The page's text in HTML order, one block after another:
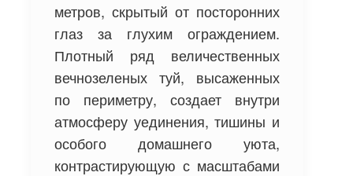
метров, скрытый от посторонних
глаз за глухим ограждением.
Плотный ряд величественных
вечнозеленых туй, высаженных
по периметру, создает внутри
атмосферу уединения, тишины и
особого домашнего уюта,
контрастирующую с масштабами